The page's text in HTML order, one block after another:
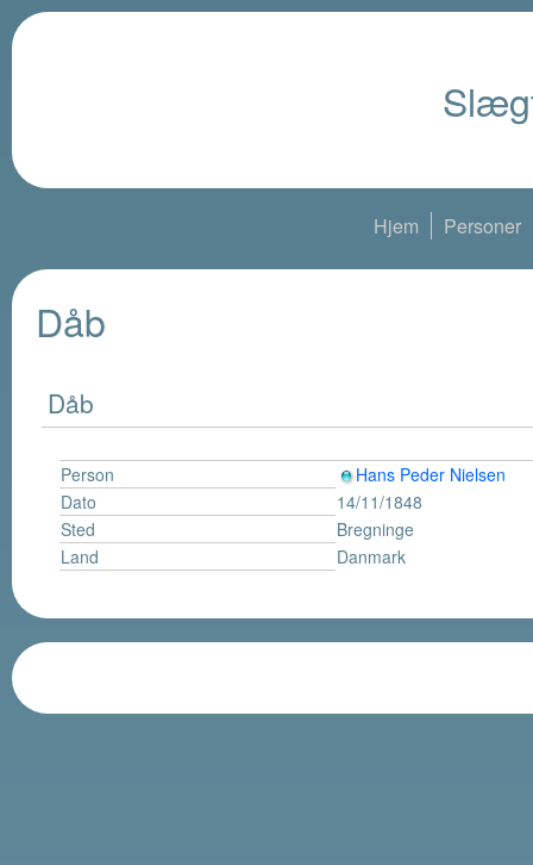
Hjem Personer
Dåb
Dåb
Person
Hans Peder Nielsen
Dato
14/11/1848
Sted
Bregninge
Land
Danmark